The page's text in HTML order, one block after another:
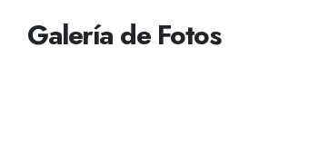
Galería de Fotos